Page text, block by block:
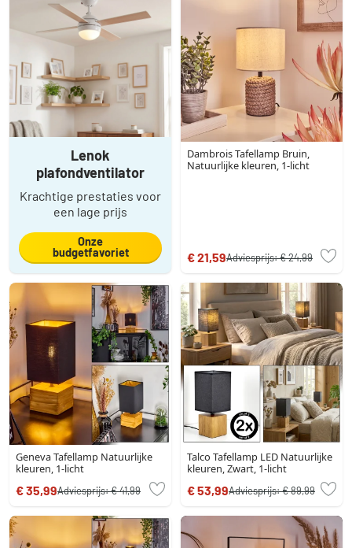
Lenok
plafondventilator
Krachtige prestaties voor
een lage prijs
Onze
budgetfavoriet
Dambrois Tafellamp Bruin,
Natuurlijke kleuren, 1-licht
€ 21,59Adviesprijs:€ 24,99
Geneva Tafellamp Natuurlijke
kleuren, 1-licht
€ 35,99Adviesprijs:€ 41,99
Talco Tafellamp LED Natuurlijke
kleuren, Zwart, 1-licht
€ 53,99Adviesprijs:€ 89,99